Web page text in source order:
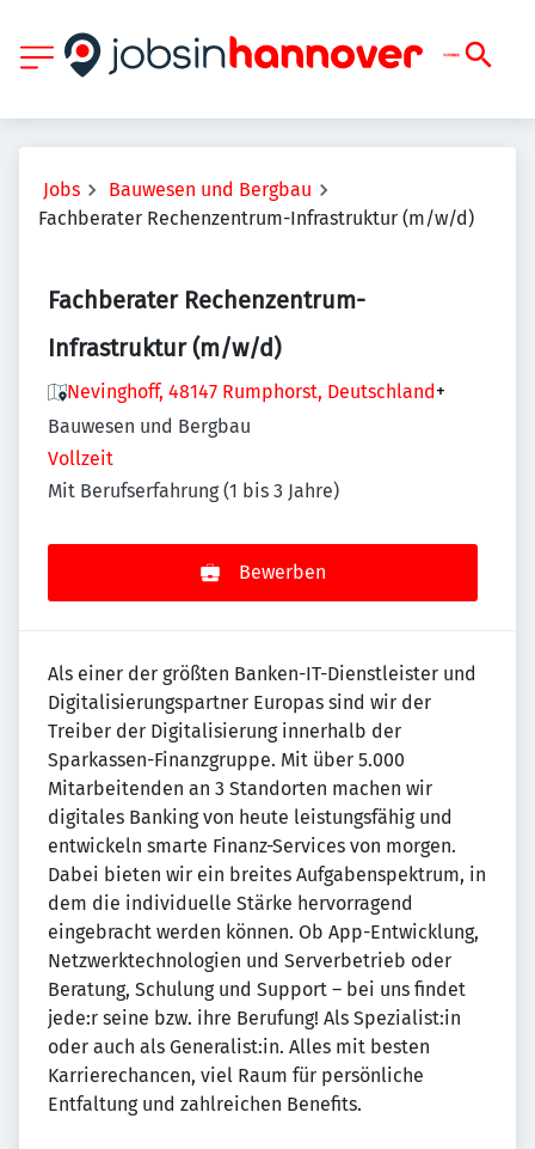
Jobs
Bauwesen und Bergbau
Fachberater Rechenzentrum-Infrastruktur (m/w/d)
Fachberater Rechenzentrum-
Infrastruktur (m/w/d)
Nevinghoff, 48147 Rumphorst, Deutschland+
Bauwesen und Bergbau
Vollzeit
Mit Berufserfahrung (1 bis 3 Jahre)
Bewerben
Als einer der größten Banken-IT-Dienstleister und
Digitalisierungspartner Europas sind wir der
Treiber der Digitalisierung innerhalb der
Sparkassen-Finanzgruppe. Mit über 5.000
Mitarbeitenden an 3 Standorten machen wir
digitales Banking von heute leistungsfähig und
entwickeln smarte Finanz-Services von morgen.
Dabei bieten wir ein breites Aufgabenspektrum, in
dem die individuelle Stärke hervorragend
eingebracht werden können. Ob App-Entwicklung,
Netzwerktechnologien und Serverbetrieb oder
Beratung, Schulung und Support – bei uns findet
jede:r seine bzw. ihre Berufung! Als Spezialist:in
oder auch als Generalist:in. Alles mit besten
Karrierechancen, viel Raum für persönliche
Entfaltung und zahlreichen Benefits.